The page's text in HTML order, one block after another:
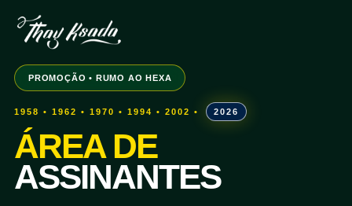
PROMOÇÃO • RUMO AO HEXA
1958 • 1962 • 1970 • 1994 • 2002 • 2026
ÁREA DE
ASSINANTES